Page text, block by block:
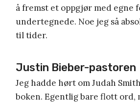
å fremst et oppgjør med egne
undertegnede. Noe jeg så
til tider.
Justin Bieber-pastoren
Jeg hadde hørt om Judah
boken. Egentlig bare flott ord,